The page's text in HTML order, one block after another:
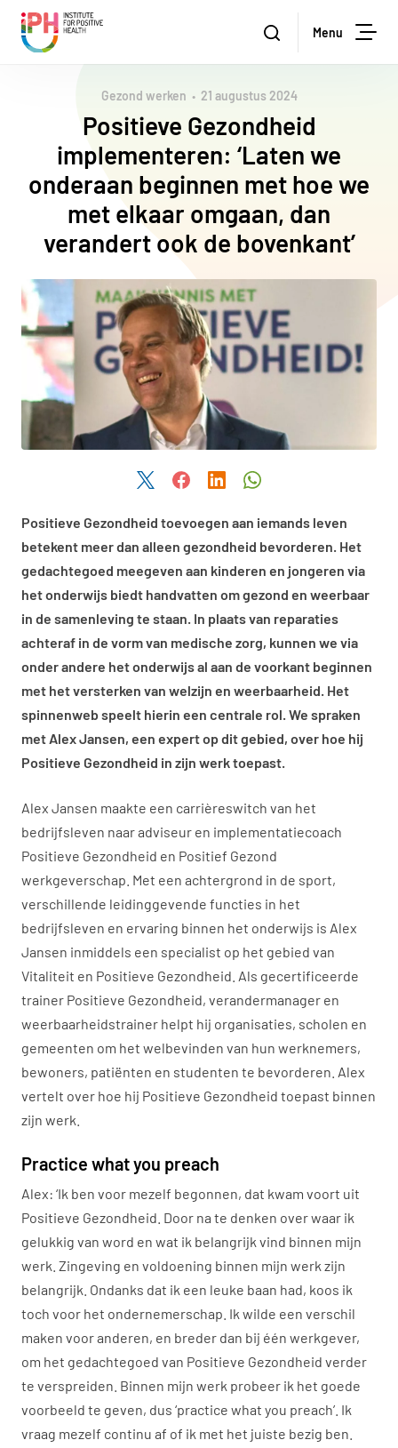
Institute for Positive Health Zoeken
Menu
Gezond werken 21 augustus 2024
Positieve Gezondheid
implementeren: ‘Laten we
onderaan beginnen met hoe we
met elkaar omgaan, dan
verandert ook de bovenkant’
Deel dit artikel via Twitter
Deel dit artikel via Facebook
Deel dit artikel via LinkedIn
Positieve Gezondheid toevoegen aan iemands leven
betekent meer dan alleen gezondheid bevorderen. Het
gedachtegoed meegeven aan kinderen en jongeren via
het onderwijs biedt handvatten om gezond en weerbaar
in de samenleving te staan. In plaats van reparaties
achteraf in de vorm van medische zorg, kunnen we via
onder andere het onderwijs al aan de voorkant beginnen
met het versterken van welzijn en weerbaarheid. Het
spinnenweb speelt hierin een centrale rol. We spraken
met Alex Jansen, een expert op dit gebied, over hoe hij
Positieve Gezondheid in zijn werk toepast.
Alex Jansen maakte een carrièreswitch van het
bedrijfsleven naar adviseur en implementatiecoach
Positieve Gezondheid en Positief Gezond
werkgeverschap. Met een achtergrond in de sport,
verschillende leidinggevende functies in het
bedrijfsleven en ervaring binnen het onderwijs is Alex
Jansen inmiddels een specialist op het gebied van
Vitaliteit en Positieve Gezondheid. Als gecertificeerde
trainer Positieve Gezondheid, verandermanager en
weerbaarheidstrainer helpt hij organisaties, scholen en
gemeenten om het welbevinden van hun werknemers,
bewoners, patiënten en studenten te bevorderen. Alex
vertelt over hoe hij Positieve Gezondheid toepast binnen
zijn werk.
Practice what you preach
Alex: ‘Ik ben voor mezelf begonnen, dat kwam voort uit
Positieve Gezondheid. Door na te denken over waar ik
gelukkig van word en wat ik belangrijk vind binnen mijn
werk. Zingeving en voldoening binnen mijn werk zijn
belangrijk. Ondanks dat ik een leuke baan had, koos ik
toch voor het ondernemerschap. Ik wilde een verschil
maken voor anderen, en breder dan bij één werkgever,
om het gedachtegoed van Positieve Gezondheid verder
te verspreiden. Binnen mijn werk probeer ik het goede
voorbeeld te geven, dus ‘practice what you preach’. Ik
vraag mezelf continu af of ik met het juiste bezig ben.